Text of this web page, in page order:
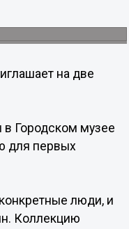
на две
Городском музее
для первых
люди, и
Коллекцию